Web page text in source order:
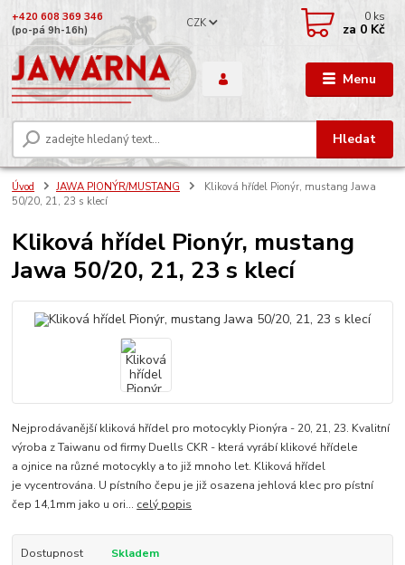
Menu
CZK
Hledat
+420 608 369 346
(po-pá 9h-16h)
0 ks
za 0 Kč
Úvod JAWA PIONÝR/MUSTANG
Kliková hřídel Pionýr, mustang Jawa
50/20, 21, 23 s klecí
Kliková hřídel Pionýr, mustang
Jawa 50/20, 21, 23 s klecí
Nejprodávanější kliková hřídel pro motocykly Pionýra - 20, 21, 23. Kvalitní
výroba z Taiwanu od firmy Duells CKR - která vyrábí klikové hřídele
a ojnice na různé motocykly a to již mnoho let. Kliková hřídel
je vycentrována. U pístního čepu je již osazena jehlová klec pro pístní
čep 14,1mm jako u ori... celý popis
Dostupnost Skladem